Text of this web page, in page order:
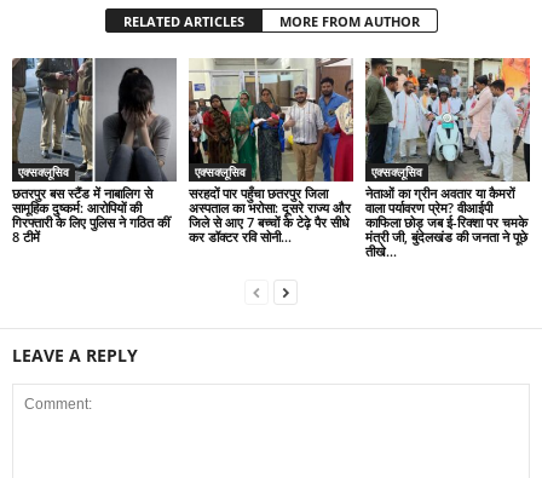
RELATED ARTICLES MORE FROM AUTHOR
एक्सक्लूसिव
छतरपुर बस स्टैंड में नाबालिग से
सामूहिक दुष्कर्म: आरोपियों की
गिरफ्तारी के लिए पुलिस ने गठित कीं
8 टीमें
एक्सक्लूसिव
सरहदों पार पहुँचा छतरपुर जिला
अस्पताल का भरोसा: दूसरे राज्य और
जिले से आए 7 बच्चों के टेढ़े पैर सीधे
कर डॉक्टर रवि सोनी...
एक्सक्लूसिव
नेताओं का ग्रीन अवतार या कैमरों
वाला पर्यावरण प्रेम? वीआईपी
काफिला छोड़ जब ई-रिक्शा पर चमके
मंत्री जी, बुंदेलखंड की जनता ने पूछे
तीखे...
LEAVE A REPLY